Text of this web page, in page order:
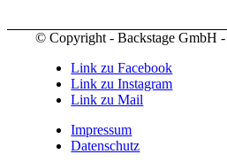
© Copyright - Backstage GmbH
Link zu Facebook
Link zu Instagram
Link zu Mail
Impressum
Datenschutz